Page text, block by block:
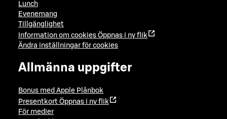
Lunch
Evenemang
Tillgänglighet
Information om cookies Öppnas i ny flik
Ändra inställningar för cookies
Allmänna uppgifter
Bonus med Apple Plånbok
Presentkort Öppnas i ny flik
För medier